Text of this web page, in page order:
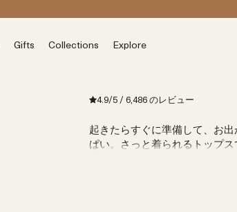
Gifts Collections Explore
4.9/5/ 6,486のレビュー
起きたらすぐに準備して、お
ぱい。さっと着られるトップ